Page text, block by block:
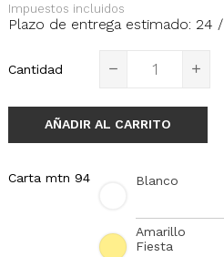
Impuestos incluidos
Plazo de entrega estimado: 24
Cantidad
AÑADIR AL CARRITO
Carta mtn 94 Blanco
Amarillo
Fiesta